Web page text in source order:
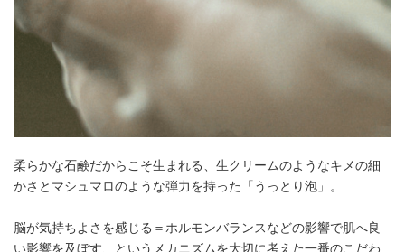
柔らかな石鹸だからこそ生まれる、生クリームのようなキメの細
かさとマシュマロのような弾力を持った「うっとり泡」。
脳が気持ちよさを感じる＝ホルモンバランスなどの影響で肌へ良
い影響を及ぼす、というメカニズムを大切に考えた一番のこだわ